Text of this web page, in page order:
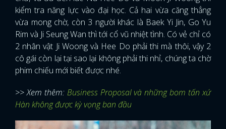
kiểm tra năng lực vào đại học. Cả hai vừa căng thẳng
vừa mong chờ, còn 3 người khác là Baek Yi Jin, Go Yu
Rim và Ji Seung Wan thì tới cổ vũ nhiệt tình. Có vẻ chỉ có
2 nhân vật Ji Woong và Hee Do phải thi mà thôi, vậy 2
cô gái còn lại tại sao lại không phải thi nhỉ, chúng ta chờ
phim chiếu mới biết được nhé.
>> Xem thêm: Business Proposal và những bom tấn xứ
Hàn không được kỳ vọng ban đầu